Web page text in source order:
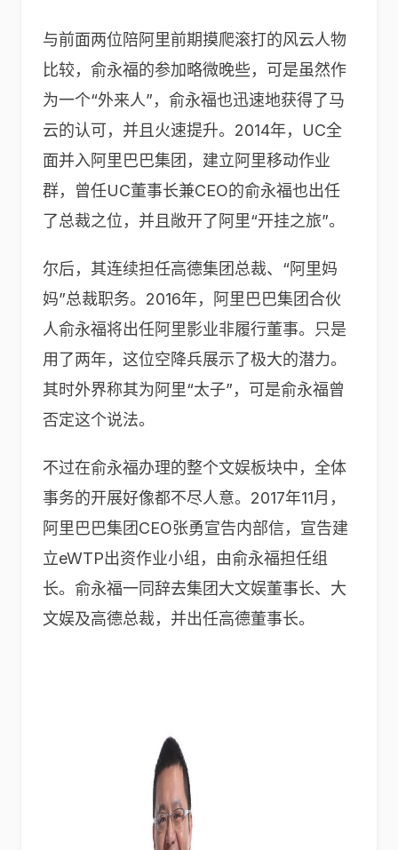
与前面两位陪阿里前期摸爬滚打的风云人物
比较，俞永福的参加略微晚些，可是虽然作
为一个“外来人”，俞永福也迅速地获得了马
云的认可，并且火速提升。2014年，UC全
面并入阿里巴巴集团，建立阿里移动作业
群，曾任UC董事长兼CEO的俞永福也出任
了总裁之位，并且敞开了阿里“开挂之旅”。
尔后，其连续担任高德集团总裁、“阿里妈
妈”总裁职务。2016年，阿里巴巴集团合伙
人俞永福将出任阿里影业非履行董事。只是
用了两年，这位空降兵展示了极大的潜力。
其时外界称其为阿里“太子”，可是俞永福曾
否定这个说法。
不过在俞永福办理的整个文娱板块中，全体
事务的开展好像都不尽人意。2017年11月，
阿里巴巴集团CEO张勇宣告内部信，宣告建
立eWTP出资作业小组，由俞永福担任组
长。俞永福一同辞去集团大文娱董事长、大
文娱及高德总裁，并出任高德董事长。